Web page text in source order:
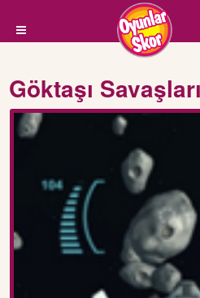
Göktaşı Savaşları